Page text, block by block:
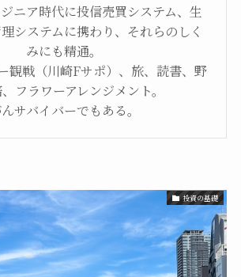
ニア時代に投信売買システム、生
システムに携わり、それらのしく
みにも精通。
観戦（川崎Fサポ）、旅、読書、野
フラワーアレンジメント。
サバイバーでもある。
投資の基礎